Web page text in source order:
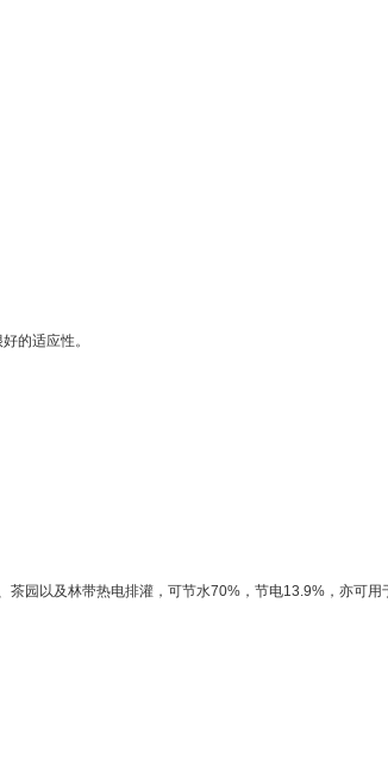
的适应性。
园以及林带热电排灌，可节水70%，节电13.9%，亦可用